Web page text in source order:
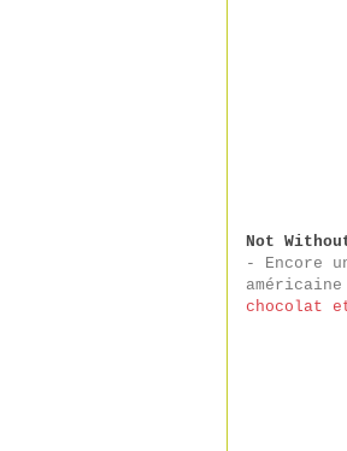
Not
- Encore
chocolat